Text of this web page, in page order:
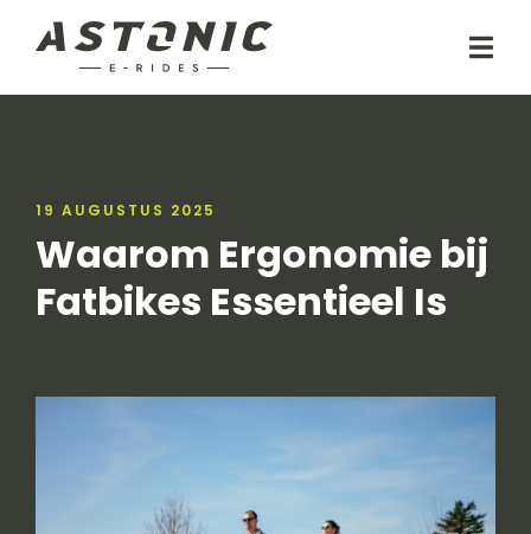
19 AUGUSTUS 2025
​Waarom Ergonomie bij
Fatbikes Essentieel Is